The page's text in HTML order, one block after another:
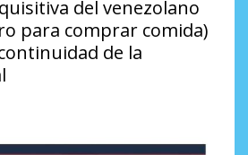
del venezolano
para comprar comida)
de la